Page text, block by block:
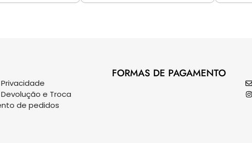
e Troca
de pedidos
FORMAS DE PAGAMENTO